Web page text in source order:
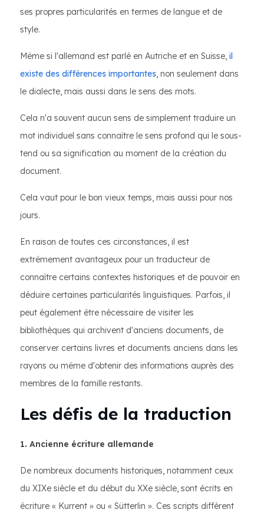
ses propres particularités en termes de langue et de
style.
Même si l'allemand est parlé en Autriche et en Suisse, il
existe des différences importantes, non seulement dans
le dialecte, mais aussi dans le sens des mots.
Cela n'a souvent aucun sens de simplement traduire un
mot individuel sans connaître le sens profond qui le sous-
tend ou sa signification au moment de la création du
document.
Cela vaut pour le bon vieux temps, mais aussi pour nos
jours.
En raison de toutes ces circonstances, il est
extrêmement avantageux pour un traducteur de
connaître certains contextes historiques et de pouvoir en
déduire certaines particularités linguistiques. Parfois, il
peut également être nécessaire de visiter les
bibliothèques qui archivent d'anciens documents, de
conserver certains livres et documents anciens dans les
rayons ou même d'obtenir des informations auprès des
membres de la famille restants.
Les défis de la traduction
1. Ancienne écriture allemande
De nombreux documents historiques, notamment ceux
du XIXe siècle et du début du XXe siècle, sont écrits en
écriture « Kurrent » ou « Sütterlin ». Ces scripts diffèrent